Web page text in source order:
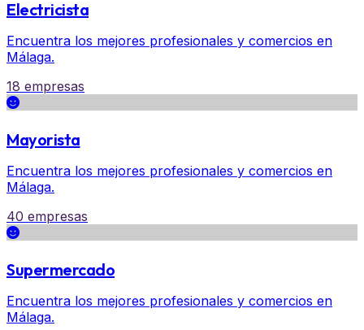
Electricista
Encuentra los mejores profesionales y comercios en
Málaga.
18 empresas
Mayorista
Encuentra los mejores profesionales y comercios en
Málaga.
40 empresas
Supermercado
Encuentra los mejores profesionales y comercios en
Málaga.